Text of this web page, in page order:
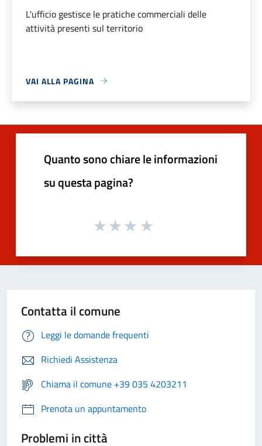
L'ufficio gestisce le pratiche commerciali delle
attività presenti sul territorio
VAI ALLA PAGINA
Quanto sono chiare le informazioni
su questa pagina?
Contatta il comune
Leggi le domande frequenti
Richiedi Assistenza
Chiama il comune +39 035 4203211
Prenota un appuntamento
Problemi in città